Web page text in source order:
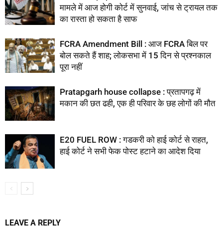
मामले में आज होगी कोर्ट में सुनवाई, जांच से ट्रायल तक
का रास्ता हो सकता है साफ
FCRA Amendment Bill : आज FCRA बिल पर
बोल सकते हैं शाह; लोकसभा में 15 दिन से प्रश्नकाल
पूरा नहीं
Pratapgarh house collapse : प्रतापगढ़ में
मकान की छत ढही, एक ही परिवार के छह लोगों की मौत
E20 FUEL ROW : गडकरी को हाई कोर्ट से राहत,
हाई कोर्ट ने सभी फेक पोस्ट हटाने का आदेश दिया
LEAVE A REPLY